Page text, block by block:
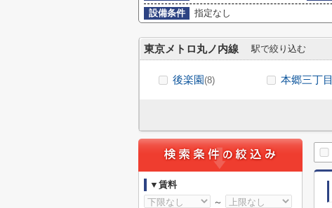
設備条件
指定なし
東京メトロ丸ノ内線 駅で絞り込む
後楽園(8) 本郷三丁目
▼賃料
～